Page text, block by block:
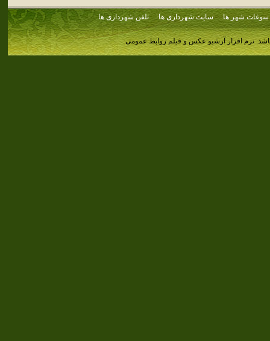
سوغات شهر ها سایت شهرداری ها تلفن شهرداری ها
نرم افزار آرشیو عکس و فیلم روابط عمومی